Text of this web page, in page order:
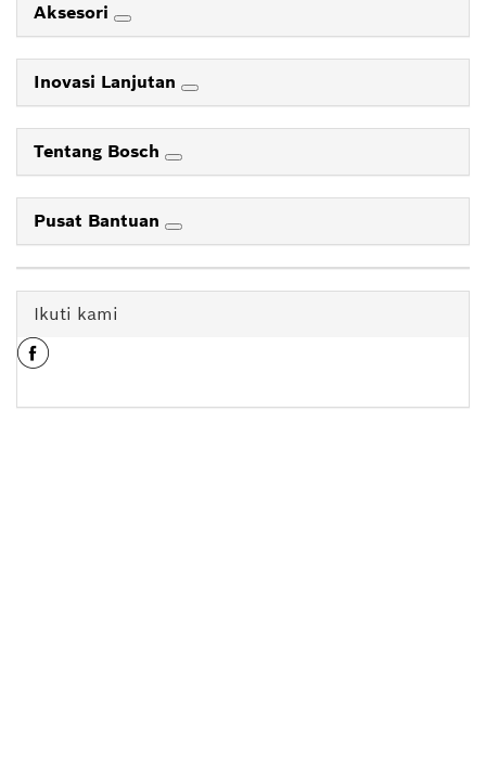
Aksesori
Inovasi Lanjutan
Tentang Bosch
Pusat Bantuan
Ikuti kami